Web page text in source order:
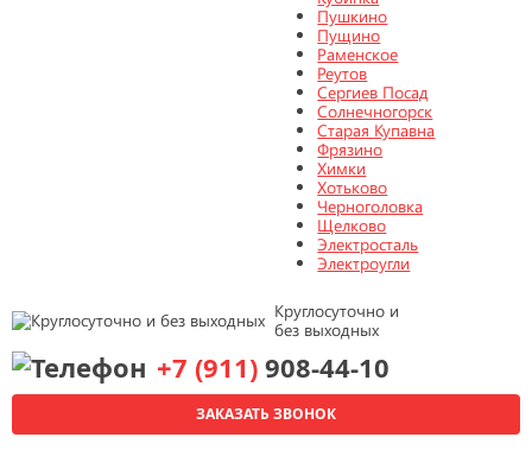
Пушкино
Пущино
Раменское
Реутов
Сергиев Посад
Солнечногорск
Старая Купавна
Фрязино
Химки
Хотьково
Черноголовка
Щелково
Электросталь
Электроугли
Круглосуточно и
без выходных
+7 (911) 908-44-10
ЗАКАЗАТЬ ЗВОНОК